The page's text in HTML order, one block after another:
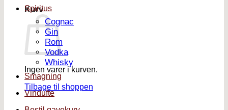
Kurv
Ingen varer i kurven.
Tilbage til shoppen
Spiritus
Cognac
Gin
Rom
Vodka
Whisky
Smagning
Vindufte